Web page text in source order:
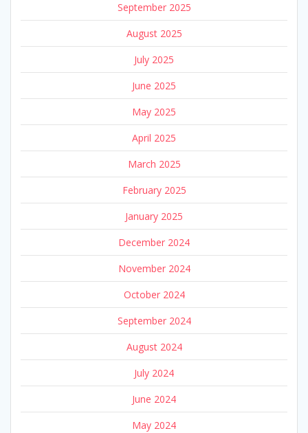
September 2025
August 2025
July 2025
June 2025
May 2025
April 2025
March 2025
February 2025
January 2025
December 2024
November 2024
October 2024
September 2024
August 2024
July 2024
June 2024
May 2024